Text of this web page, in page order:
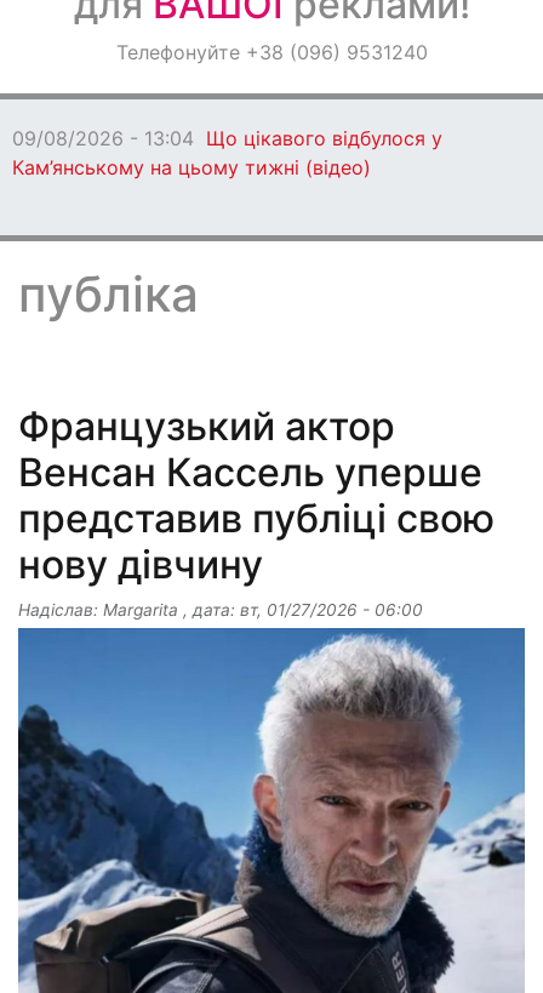
ОголошенняТелефонуйте +38 (096) 9531240
09/08/2026 - 13:04 Що цікавого відбулося у
Кам’янському на цьому тижні (відео)
публіка
Французький актор
Венсан Кассель уперше
представив публіці свою
нову дівчину
Надіслав: Margarita , дата: вт, 01/27/2026 - 06:00